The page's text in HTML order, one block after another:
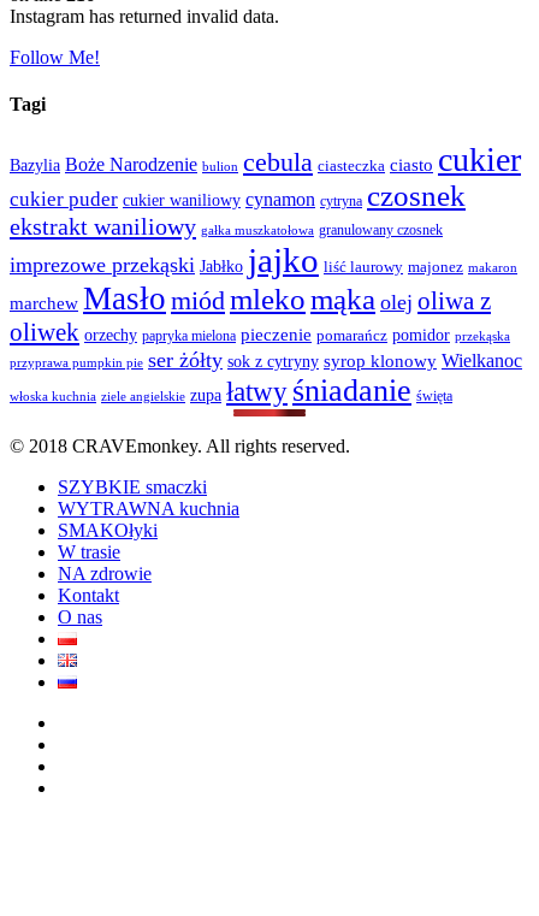
Instagram has returned invalid data.
Follow Me!
Tagi
Bazylia Boże Narodzenie bulion cebula ciasteczka ciasto cukier
cukier puder cukier waniliowy cynamon cytryna czosnek
ekstrakt waniliowy gałka muszkatołowa granulowany czosnek
imprezowe przekąski Jabłko jajko liść laurowy majonez makaron
marchew Masło miódmlekomąka olej oliwa z
oliwek orzechy papryka mielona pieczenie pomarańcz pomidor przekąska
przyprawa pumpkin pie ser żółty sok z cytryny syrop klonowy Wielkanoc
włoska kuchnia ziele angielskie zupa łatwyśniadanie święta
© 2018 CRAVEmonkey. All rights reserved.
SZYBKIE smaczki
WYTRAWNA kuchnia
SMAKOłyki
W trasie
NA zdrowie
Kontakt
O nas